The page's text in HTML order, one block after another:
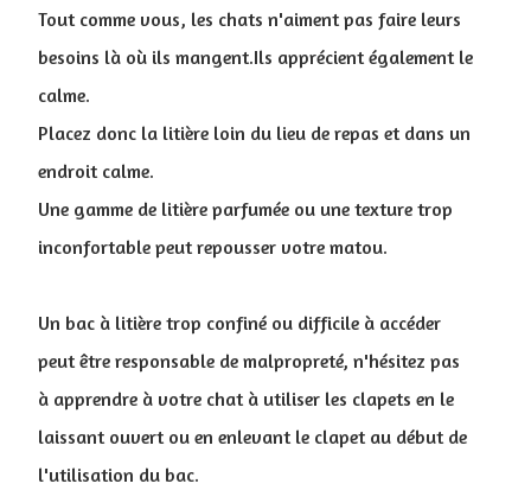
Tout comme vous, les chats n'aiment pas faire leurs
besoins là où ils mangent.Ils apprécient également le
calme.
Placez donc la litière loin du lieu de repas et dans un
endroit calme.
Une gamme de litière parfumée ou une texture trop
inconfortable peut repousser votre matou.
Un bac à litière trop confiné ou difficile à accéder
peut être responsable de malpropreté, n'hésitez pas
à apprendre à votre chat à utiliser les clapets en le
laissant ouvert ou en enlevant le clapet au début de
l'utilisation du bac.